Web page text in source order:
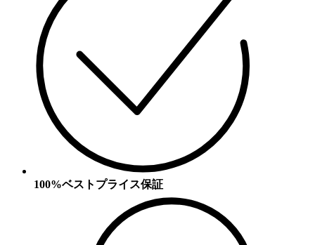
100%ベストプライス保証